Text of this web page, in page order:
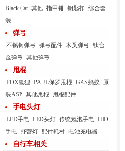
Black Cat 其他 指甲钳 钥匙扣 综合套
装
弹弓
不锈钢弹弓 弹弓配件 木叉弹弓
钛合
金弹弓
其他弹弓
甩棍
FOX狐狸 PAUL保罗甩棍 GAS蚂蚁
原
装ASP 其他甩棍 甩棍配件
手电头灯
LED手电 LED头灯 传统氖泡手电 HID
手电 野营灯 配件耗材 电池充电器
自行车相关